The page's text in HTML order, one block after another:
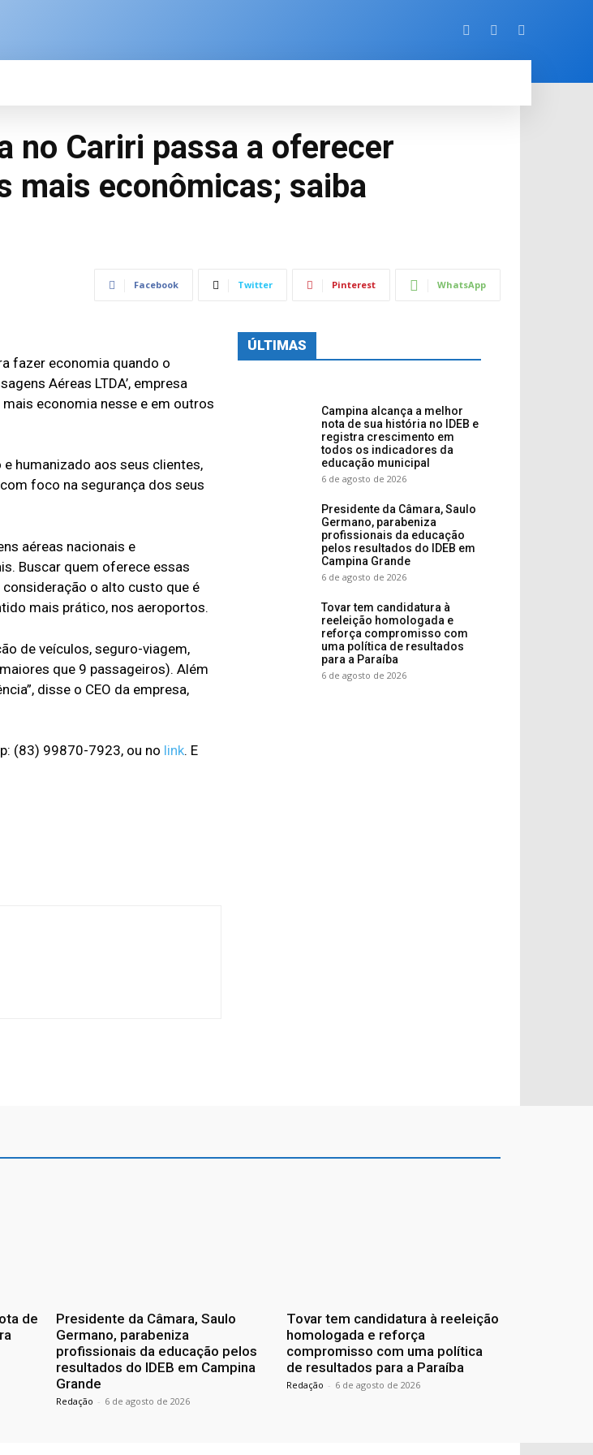
no Cariri passa a oferecer
mais econômicas; saiba
Facebook Twitter Pinterest WhatsApp
fazer economia quando o
Aéreas LTDA’, empresa
economia nesse e em outros
humanizado aos seus clientes,
foco na segurança dos seus
aéreas nacionais e
Buscar quem oferece essas
o alto custo que é
mais prático, nos aeroportos.
de veículos, seguro-viagem,
que 9 passageiros). Além
disse o CEO da empresa,
(83) 99870-7923, ou no link. E
ÚLTIMAS
Campina alcança a melhor
nota de sua história no IDEB e
registra crescimento em
todos os indicadores da
educação municipal
6 de agosto de 2026
Presidente da Câmara, Saulo
Germano, parabeniza
profissionais da educação
pelos resultados do IDEB em
Campina Grande
6 de agosto de 2026
Tovar tem candidatura à
reeleição homologada e
reforça compromisso com
uma política de resultados
para a Paraíba
6 de agosto de 2026
de
Presidente da Câmara, Saulo
Germano, parabeniza
profissionais da educação pelos
resultados do IDEB em Campina
Grande
Redação - 6 de agosto de 2026
Tovar tem candidatura à reeleição
homologada e reforça
compromisso com uma política
de resultados para a Paraíba
Redação - 6 de agosto de 2026